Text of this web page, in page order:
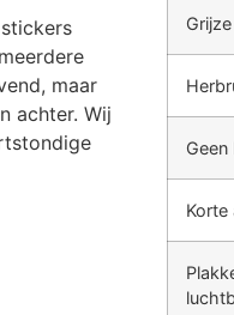
maar
achter. Wij
Geen
Korte